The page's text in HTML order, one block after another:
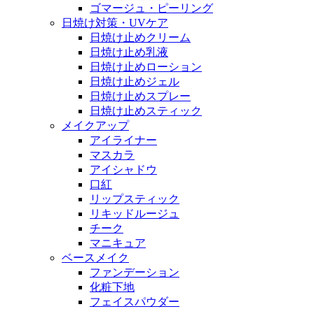
ゴマージュ・ピーリング
日焼け対策・UVケア
日焼け止めクリーム
日焼け止め乳液
日焼け止めローション
日焼け止めジェル
日焼け止めスプレー
日焼け止めスティック
メイクアップ
アイライナー
マスカラ
アイシャドウ
口紅
リップスティック
リキッドルージュ
チーク
マニキュア
ベースメイク
ファンデーション
化粧下地
フェイスパウダー